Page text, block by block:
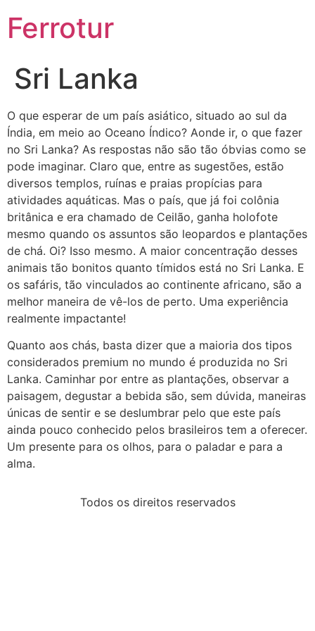
Ferrotur
Sri Lanka
O que esperar de um país asiático, situado ao sul da
Índia, em meio ao Oceano Índico? Aonde ir, o que fazer
no Sri Lanka? As respostas não são tão óbvias como se
pode imaginar. Claro que, entre as sugestões, estão
diversos templos, ruínas e praias propícias para
atividades aquáticas. Mas o país, que já foi colônia
britânica e era chamado de Ceilão, ganha holofote
mesmo quando os assuntos são leopardos e plantações
de chá. Oi? Isso mesmo. A maior concentração desses
animais tão bonitos quanto tímidos está no Sri Lanka. E
os safáris, tão vinculados ao continente africano, são a
melhor maneira de vê-los de perto. Uma experiência
realmente impactante!
Quanto aos chás, basta dizer que a maioria dos tipos
considerados premium no mundo é produzida no Sri
Lanka. Caminhar por entre as plantações, observar a
paisagem, degustar a bebida são, sem dúvida, maneiras
únicas de sentir e se deslumbrar pelo que este país
ainda pouco conhecido pelos brasileiros tem a oferecer.
Um presente para os olhos, para o paladar e para a
alma.
Todos os direitos reservados